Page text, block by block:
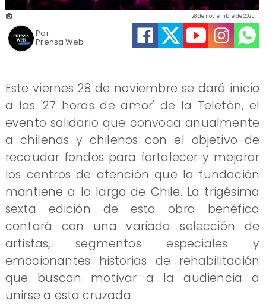
Prensa Web
28 de noviembre de 2025
Por
Este viernes 28 de noviembre se dará inicio
a las '27 horas de amor' de la Teletón, el
evento solidario que convoca anualmente
a chilenas y chilenos con el objetivo de
recaudar fondos para fortalecer y mejorar
los centros de atención que la fundación
mantiene a lo largo de Chile. La trigésima
sexta edición de esta obra benéfica
contará con una variada selección de
artistas, segmentos especiales y
emocionantes historias de rehabilitación
que buscan motivar a la audiencia a
unirse a esta cruzada.